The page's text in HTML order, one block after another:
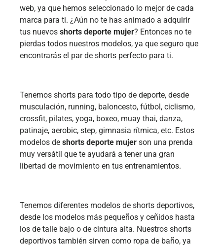
web, ya que hemos seleccionado lo mejor de cada
marca para ti. ¿Aún no te has animado a adquirir
tus nuevos shorts deporte mujer? Entonces no te
pierdas todos nuestros modelos, ya que seguro que
encontrarás el par de shorts perfecto para ti.
Tenemos shorts para todo tipo de deporte, desde
musculación, running, baloncesto, fútbol, ciclismo,
crossfit, pilates, yoga, boxeo, muay thai, danza,
patinaje, aerobic, step, gimnasia rítmica, etc. Estos
modelos de shorts deporte mujer son una prenda
muy versátil que te ayudará a tener una gran
libertad de movimiento en tus entrenamientos.
Tenemos diferentes modelos de shorts deportivos,
desde los modelos más pequeños y ceñidos hasta
los de talle bajo o de cintura alta. Nuestros shorts
deportivos también sirven como ropa de baño, ya